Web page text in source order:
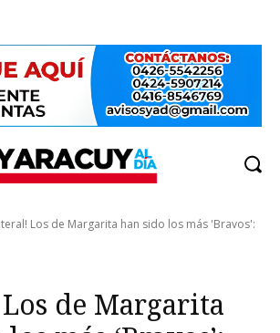
Los de Margarita han sido los más 'Bravos':
de Margarita